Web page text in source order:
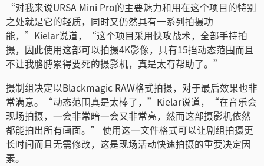
“对我来说URSA Mini Pro的主要魅力和用在这个项目的特别
之处就是它的轻质，同时又仍然具有一系列拍摄功
能，”Kielar说道，“这个项目采用快攻战术，全部手持拍
摄，因此使用这部可以拍摄4K影像，具有15挡动态范围而且
不让我胳膊累得要死的摄影机，真是太有帮助了。”
摄制组决定以Blackmagic RAW格式拍摄，对于最后效果也非
常满意。“动态范围真是太棒了，”Kielar说道，“在音乐会
现场拍摄，一会非常暗一会又非常亮，然而这部摄影机依然
都能拍出所有画面。” 使用这一文件格式可以让剧组拍摄更
长时间而且无需修改，这是现场活动快速拍摄的重要决定因
素。